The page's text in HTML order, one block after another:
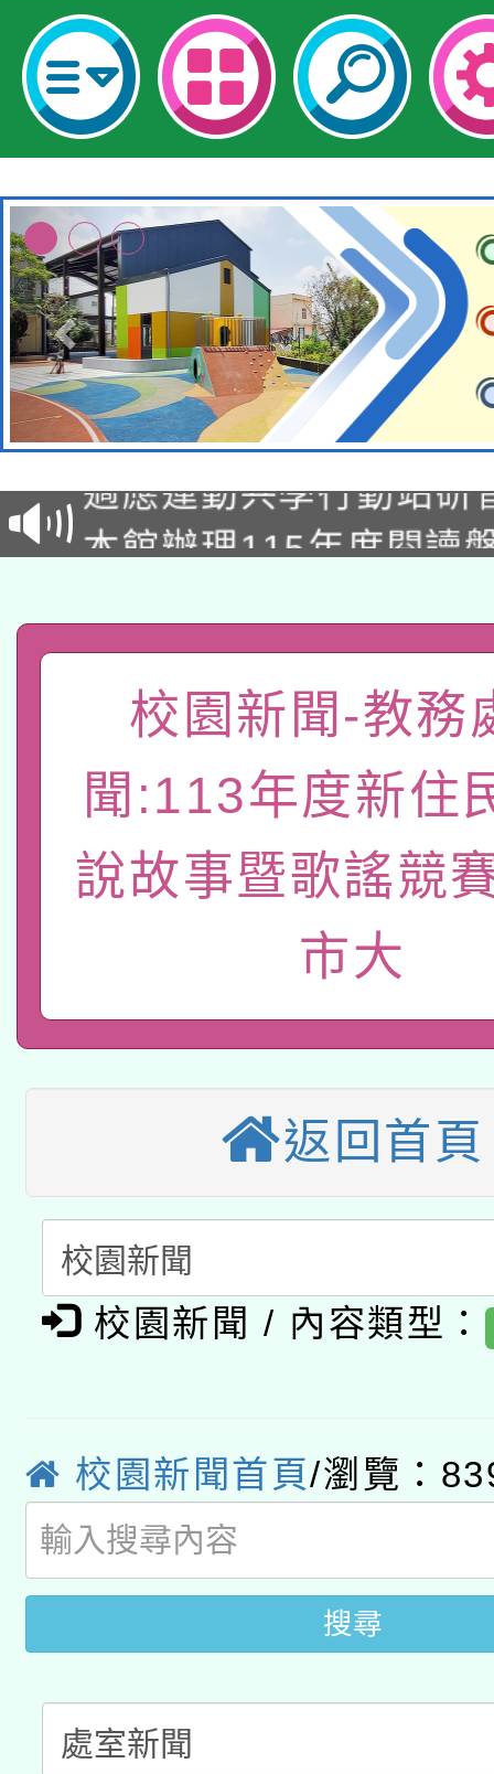
本校115學年度第2次
招甄選結果公告(無人
招)
本館辦理115年度閱讀
礎課程
「數位內容與教學軟
有關大陸委員會函釋公
薪期間赴陸應申請許可
轉知經濟部水利署委託
業技術研究院辦理「
用水績優單位及節水達
115年8月22日(星期六
桃園市孔廟祈福系列
開 智慧啟航」
本校115學年度第2次
招甄選結果公告(無人
招)
適應運動共學行動站研
本館辦理115年度閱讀
暨閱讀推動專業研習
科技賦能─人工智慧
礎課程
A3數位素養講師名單
「數位內容與教學軟體
pilot」
有關大陸委員會函釋公
轉知經濟部水利署委託
用水績優單位及節水達
動」
桃園市孔廟祈福系列
開 智慧啟航」
2026年桃園地景藝術
校園新聞-教務
聞:113年度新住
說故事暨歌謠競
市大
返回首頁
校園新聞 / 內容類型：
校園新聞首頁/瀏覽：
搜尋